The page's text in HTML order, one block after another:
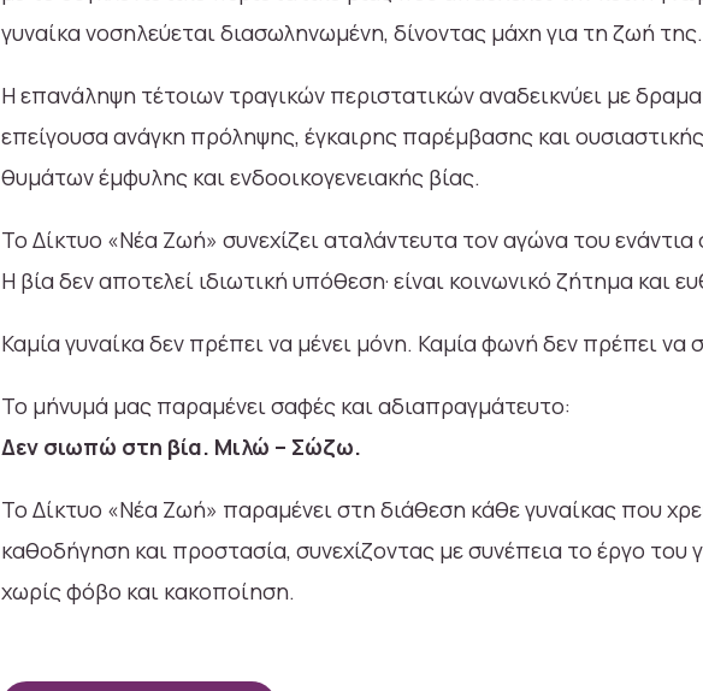
γυναίκα νοσηλεύεται διασωληνωμένη, δίνοντας μάχη για τη ζωή της.
Η επανάληψη τέτοιων τραγικών περιστατικών αναδεικνύει με
επείγουσα ανάγκη πρόληψης, έγκαιρης παρέμβασης και
θυμάτων έμφυλης και ενδοοικογενειακής βίας.
Το Δίκτυο «Νέα Ζωή» συνεχίζει αταλάντευτα τον αγώνα του
Η βία δεν αποτελεί ιδιωτική υπόθεση· είναι κοινωνικό ζήτημα και
Καμία γυναίκα δεν πρέπει να μένει μόνη. Καμία φωνή δεν πρέπει να
Το μήνυμά μας παραμένει σαφές και αδιαπραγμάτευτο:
Δεν σιωπώ στη βία. Μιλώ – Σώζω.
Το Δίκτυο «Νέα Ζωή» παραμένει στη διάθεση κάθε γυναίκας που
καθοδήγηση και προστασία, συνεχίζοντας με συνέπεια το έργο του
χωρίς φόβο και κακοποίηση.